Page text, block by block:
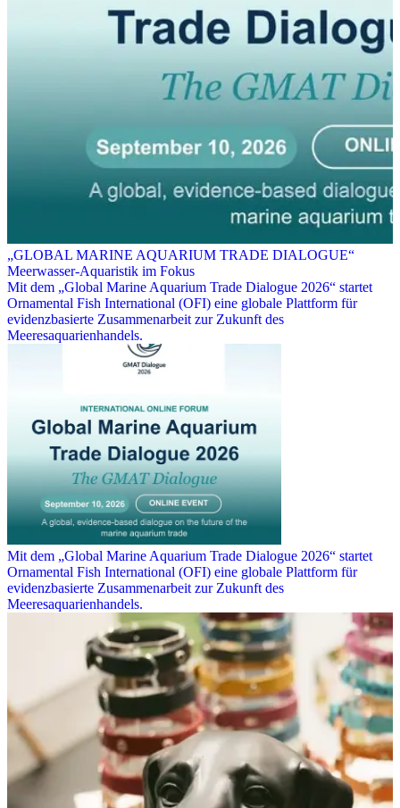
„GLOBAL MARINE AQUARIUM TRADE DIALOGUE“
Meerwasser-Aquaristik im Fokus
Mit dem „Global Marine Aquarium Trade Dialogue 2026“ startet
Ornamental Fish International (OFI) eine globale Plattform für
evidenzbasierte Zusammenarbeit zur Zukunft des
Meeresaquarienhandels.
Mit dem „Global Marine Aquarium Trade Dialogue 2026“ startet
Ornamental Fish International (OFI) eine globale Plattform für
evidenzbasierte Zusammenarbeit zur Zukunft des
Meeresaquarienhandels.